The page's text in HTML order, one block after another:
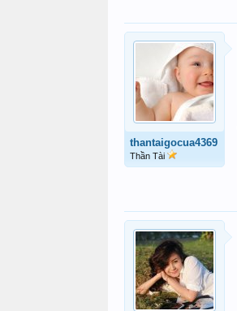
thantaigocua4369
Thần Tài